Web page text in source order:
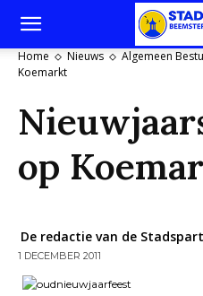
Home Nieuws Algemeen
Koemarkt
op
De redactie van de
1 DECEMBER 2011